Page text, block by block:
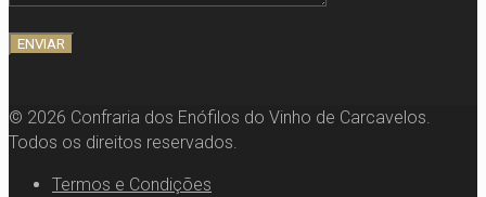
© 2026 Confraria dos Enófilos do Vinho de Carcavelos.
Todos os direitos reservados.
Termos e Condições